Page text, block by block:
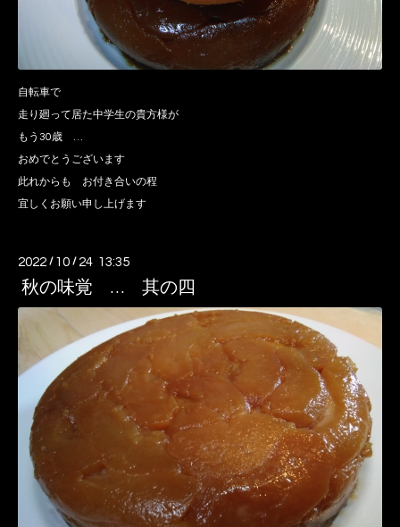
自転車で
走り廻って居た中学生の貴方様が
もう30歳 …
おめでとうございます
此れからも お付き合いの程
宜しくお願い申し上げます
2022 / 10 / 24 13:35
秋の味覚 … 其の四